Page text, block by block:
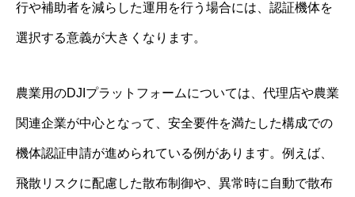
行や補助者を減らした運用を行う場合には、認証機体を
選択する意義が大きくなります。
農業用のDJIプラットフォームについては、代理店や農業
関連企業が中心となって、安全要件を満たした構成での
機体認証申請が進められている例があります。例えば、
飛散リスクに配慮した散布制御や、異常時に自動で散布